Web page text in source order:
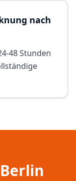
nach
48 Stunden